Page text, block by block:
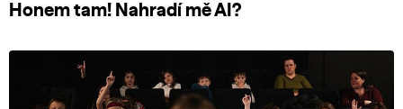
Honem tam! Nahradí mě AI?